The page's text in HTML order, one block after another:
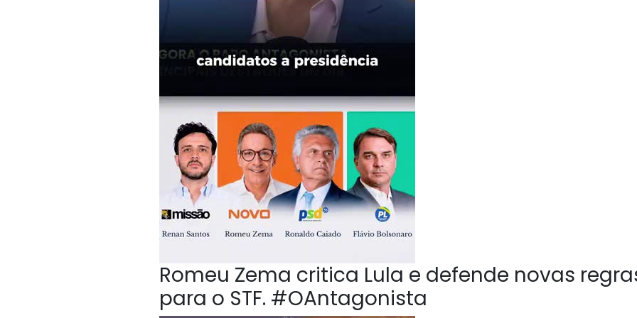
Romeu Zema critica Lula e defende novas
para o STF. #OAntagonista